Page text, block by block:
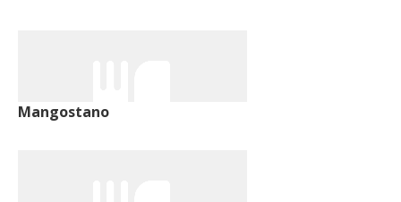
Mangostano